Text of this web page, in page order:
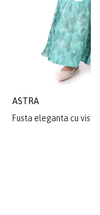
ASTRA
Fusta eleganta cu